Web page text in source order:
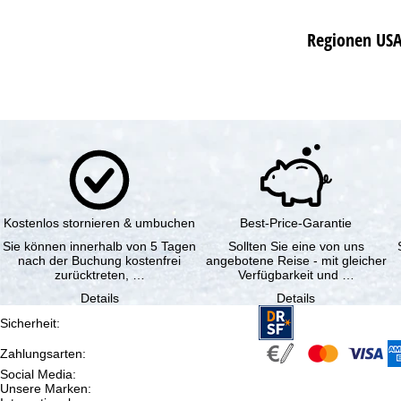
Regionen
Kostenlos stornieren & umbuchen
Sie können innerhalb von 5 Tagen
nach der Buchung kostenfrei
zurücktreten, …
Details
Best-Price-Garantie
Sollten Sie eine von uns
angebotene Reise - mit gleicher
Verfügbarkeit und …
Details
Sicherheit:
Zahlungsarten:
Social Media:
Unsere Marken: